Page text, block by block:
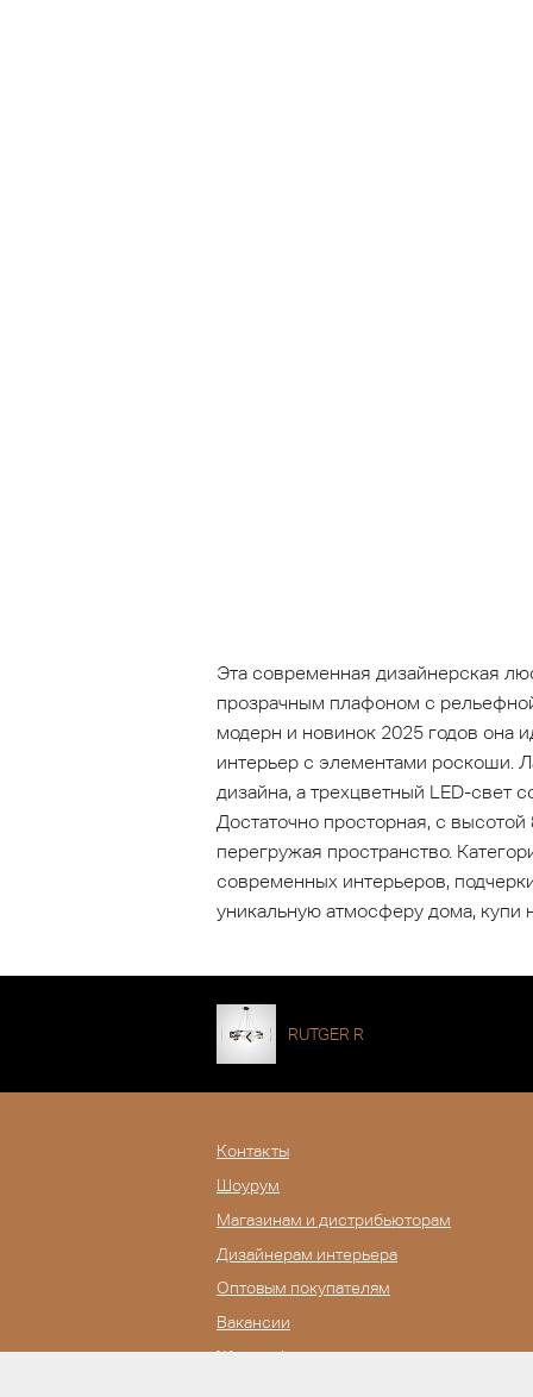
Эта современная дизайнерская
прозрачным плафоном с
модерн и новинок 2025 годов она
интерьер с элементами роскоши.
дизайна, а трехцветный LED-свет
Достаточно просторная, с
перегружая пространство.
современных интерьеров,
уникальную атмосферу дома, купи
RUTGER R
Контакты
Шоурум
Магазинам и дистрибьюторам
Дизайнерам интерьера
Оптовым покупателям
Вакансии
Журнал Lampatron